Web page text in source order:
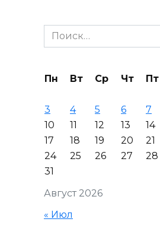
Search
for:
Август 2026
Пн Вт Ср Чт Пт
3
4 5 6 7
10
11 12 13 14
17
18 19 20 21
24
25 26 27 28
31
« Июл